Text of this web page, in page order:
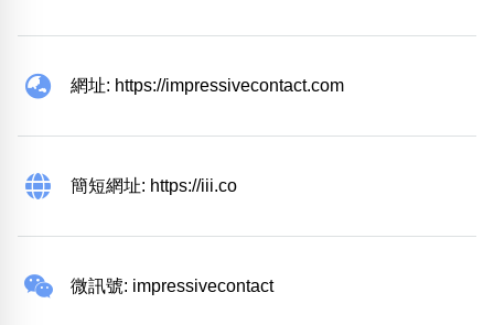
網址: https://impressivecontact.com
簡短網址: https://iii.co
微訊號: impressivecontact